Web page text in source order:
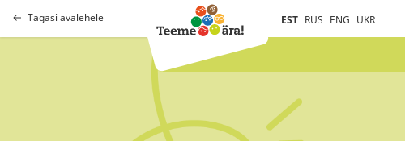
Tagasi avalehele EST RUS ENG UKR